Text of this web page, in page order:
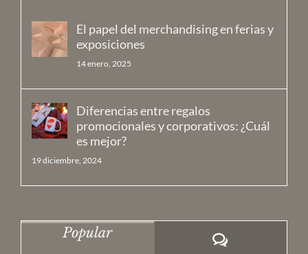
El papel del merchandising en ferias y
exposiciones
14 enero, 2025
Diferencias entre regalos
promocionales y corporativos: ¿Cuál
es mejor?
19 diciembre, 2024
Popular Comentarios